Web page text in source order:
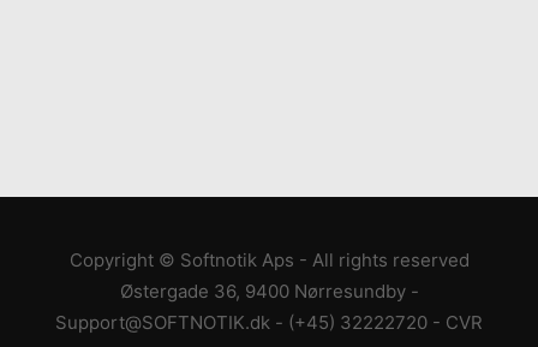
Copyright © Softnotik Aps - All rights reserved
Østergade 36, 9400 Nørresundby-
Support@SOFTNOTIK.dk - (+45) 32222720 - CVR